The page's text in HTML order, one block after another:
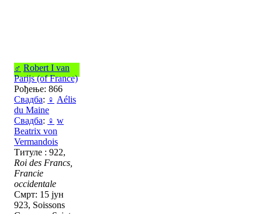
♂ Robert I van
Parijs (of France)
Рођење: 866
Свадба: ♀ Aélis
du Maine
Свадба: ♀ w
Beatrix von
Vermandois
Титуле : 922,
Roi des Francs,
Francie
occidentale
Смрт: 15 јун
923, Soissons